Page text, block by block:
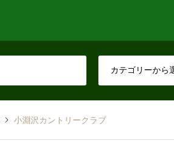
小淵沢カントリークラブ